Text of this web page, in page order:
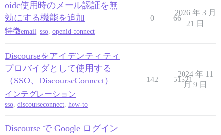
oidc使用時のメール認証を無
効にする機能を追加
特徴email sso openid-connect
0 66
2026 年 3 月
21 日
Discourseをアイデンティティ
プロバイダとして使用する
（SSO、DiscourseConnect）
インテグレーション
sso, discourseconnect, how-to
142 51321
2024 年 11
月 9 日
Discourse で Google ログイン